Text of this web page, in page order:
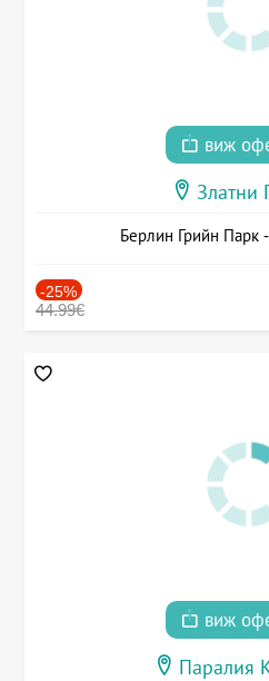
виж
Златни
Берлин Грийн Парк
-25%
44.99€
виж
Паралия